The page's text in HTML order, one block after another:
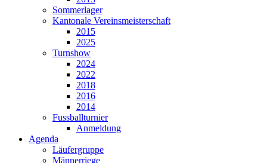
Sommerlager
Kantonale Vereinsmeisterschaft
2015
2025
Turnshow
2024
2022
2018
2016
2014
Fussballturnier
Anmeldung
Agenda
Läufergruppe
Männerriege